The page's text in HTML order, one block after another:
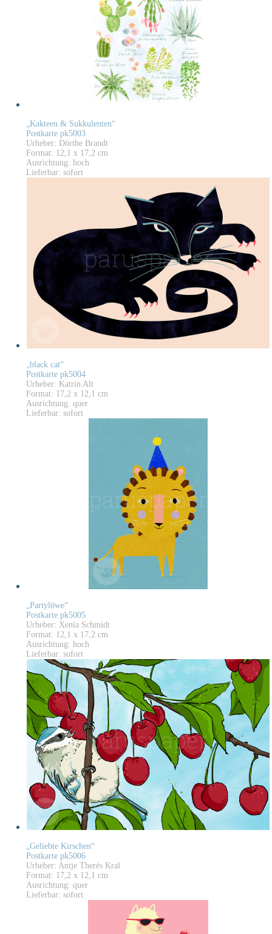
„Kakteen & Sukkulenten“
Postkarte pk5003
Urheber: Dörthe Brandt
Format: 12,1 x 17,2 cm
Ausrichtung: hoch
Lieferbar: sofort
„black cat“
Postkarte pk5004
Urheber: Katrin Alt
Format: 17,2 x 12,1 cm
Ausrichtung: quer
Lieferbar: sofort
„Partylöwe“
Postkarte pk5005
Urheber: Xenia Schmidt
Format: 12,1 x 17,2 cm
Ausrichtung: hoch
Lieferbar: sofort
„Geliebte Kirschen“
Postkarte pk5006
Urheber: Antje Therés Kral
Format: 17,2 x 12,1 cm
Ausrichtung: quer
Lieferbar: sofort